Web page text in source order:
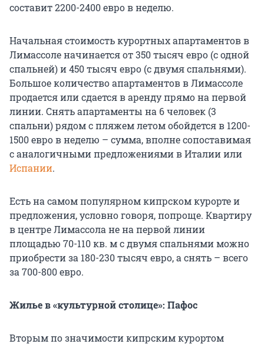
составит 2200-2400 евро в неделю.
Начальная стоимость курортных апартаментов в
Лимассоле начинается от 350 тысяч евро (с одной
спальней) и 450 тысяч евро (с двумя спальнями).
Большое количество апартаментов в Лимассоле
продается или сдается в аренду прямо на первой
линии. Снять апартаменты на 6 человек (3
спальни) рядом с пляжем летом обойдется в 1200-
1500 евро в неделю – сумма, вполне сопоставимая
с аналогичными предложениями в Италии или
Испании.
Есть на самом популярном кипрском курорте и
предложения, условно говоря, попроще. Квартиру
в центре Лимассола не на первой линии
площадью 70-110 кв. м с двумя спальнями можно
приобрести за 180-230 тысяч евро, а снять – всего
за 700-800 евро.
Жилье в «культурной столице»: Пафос
Вторым по значимости кипрским курортом